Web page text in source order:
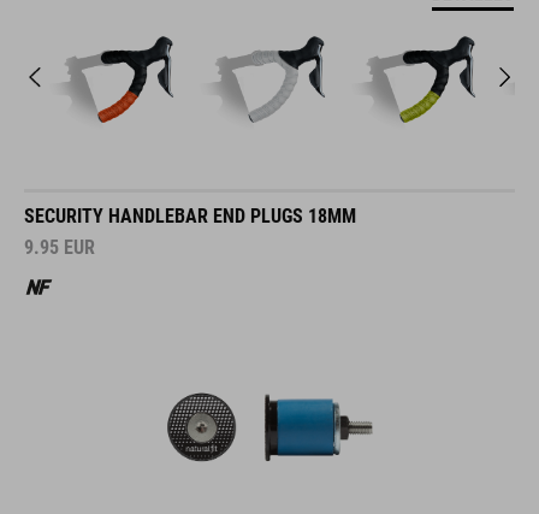
SECURITY HANDLEBAR END PLUGS 18MM
9.95 EUR